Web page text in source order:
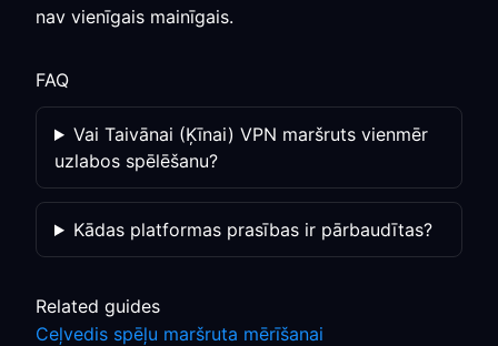
nav vienīgais mainīgais.
FAQ
Vai Taivānai (Ķīnai) VPN maršruts vienmēr
uzlabos spēlēšanu?
Kādas platformas prasības ir pārbaudītas?
Related guides
Ceļvedis spēļu maršruta mērīšanai